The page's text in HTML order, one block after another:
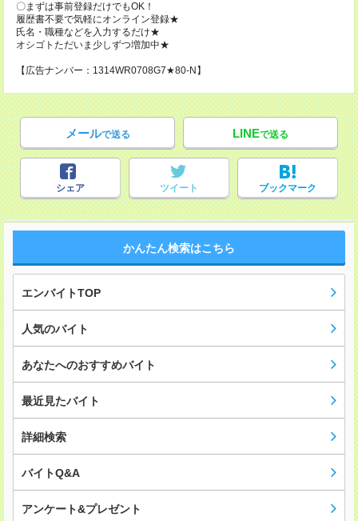
〇まずは事前登録だけでもOK！
履歴書不要で気軽にオンライン登録★
氏名・職種などを入力するだけ★
オシゴトただいま少しずつ増加中★
【広告ナンバー：1314WR0708G7★80-N】
メールで送る LINEで送る
シェア ツイート ブックマーク
かんたん検索はこちら
エンバイトTOP
人気のバイト
あなたへのおすすめバイト
最近見たバイト
詳細検索
バイトQ&A
アンケート&プレゼント